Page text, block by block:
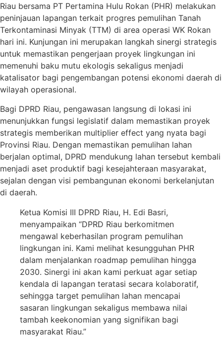
Riau bersama PT Pertamina Hulu Rokan (PHR) melakukan
peninjauan lapangan terkait progres pemulihan Tanah
Terkontaminasi Minyak (TTM) di area operasi WK Rokan
hari ini. Kunjungan ini merupakan langkah sinergi strategis
untuk memastikan pengerjaan proyek lingkungan ini
memenuhi baku mutu ekologis sekaligus menjadi
katalisator bagi pengembangan potensi ekonomi daerah di
wilayah operasional.
Bagi DPRD Riau, pengawasan langsung di lokasi ini
menunjukkan fungsi legislatif dalam memastikan proyek
strategis memberikan multiplier effect yang nyata bagi
Provinsi Riau. Dengan memastikan pemulihan lahan
berjalan optimal, DPRD mendukung lahan tersebut kembali
menjadi aset produktif bagi kesejahteraan masyarakat,
sejalan dengan visi pembangunan ekonomi berkelanjutan
di daerah.
Ketua Komisi III DPRD Riau, H. Edi Basri,
menyampaikan “DPRD Riau berkomitmen
mengawal keberhasilan program pemulihan
lingkungan ini. Kami melihat kesungguhan PHR
dalam menjalankan roadmap pemulihan hingga
2030. Sinergi ini akan kami perkuat agar setiap
kendala di lapangan teratasi secara kolaboratif,
sehingga target pemulihan lahan mencapai
sasaran lingkungan sekaligus membawa nilai
tambah keekonomian yang signifikan bagi
masyarakat Riau.”